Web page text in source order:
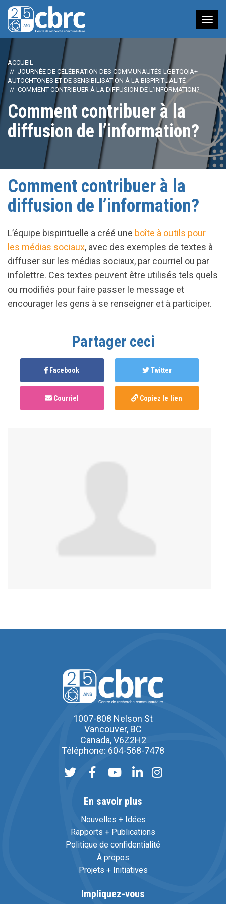
à
ACCUEIL
JOURNÉE DE CÉLÉBRATION DES COMMUNAUTÉS LGBTQQIA+
AUTOCHTONES ET DE SENSIBILISATION À LA BISPIRITUALITÉ
COMMENT CONTRIBUER À LA DIFFUSION DE L’INFORMATION?
Comment contribuer à la
diffusion de l’information?
Comment contribuer à la
diffusion de l’information?
L’équipe bispirituelle a créé une boîte à outils pour
les médias sociaux, avec des exemples de textes à
diffuser sur les médias sociaux, par courriel ou par
infolettre. Ces textes peuvent être utilisés tels quels
ou modifiés pour faire passer le message et
encourager les gens à se renseigner et à participer.
Partager ceci
Facebook Twitter
Courriel Copiez le lien
1007-808 Nelson St
Vancouver, BC
Canada, V6Z2H2
Téléphone: 604-568-7478
En savoir plus
Nouvelles + Idées
Rapports + Publications
Politique de confidentialité
À propos
Projets + Initiatives
Impliquez-vous